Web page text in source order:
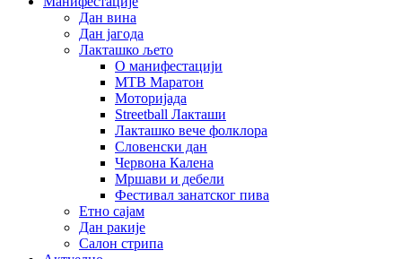
Дан вина
Дан јагода
Лакташко љето
О манифестацији
MTB Маратон
Моторијада
Streetball Лакташи
Лакташко вече фолклора
Словенски дан
Червона Калена
Мршави и дебели
Фестивал занатског пива
Етно сајам
Дан ракије
Салон стрипа